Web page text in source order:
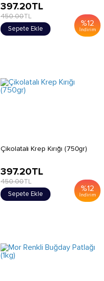
%12
İndirim
397.20TL
450.00TL
Sepete Ekle
Çikolatalı Krep Kırığı (750gr)
%12
İndirim
397.20TL
450.00TL
Sepete Ekle